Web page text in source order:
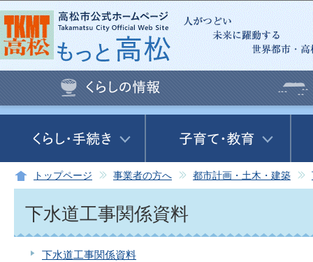
この
トップページ 事業者の方へ 都市計画・土木・建築
下水道工事関係資料
下水道工事関係資料